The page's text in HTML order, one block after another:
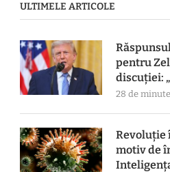
ULTIMELE ARTICOLE
pentru
discuției:
28 de
Revoluție
motiv de